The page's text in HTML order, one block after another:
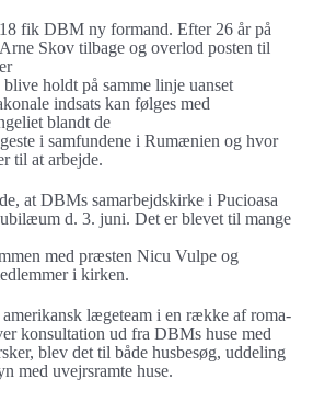
fik DBM ny formand. Efter 26 år på
Skov tilbage og overlod posten til
holdt på samme linje uanset
indsats kan følges med
blandt de
i samfundene i Rumænien og hvor
til at arbejde.
at DBMs samarbejdskirke i Pucioasa
d. 3. juni. Det er blevet til mange
med præsten Nicu Vulpe og
i kirken.
lægeteam i en række af roma-
konsultation ud fra DBMs huse med
blev det til både husbesøg, uddeling
med uvejrsramte huse.